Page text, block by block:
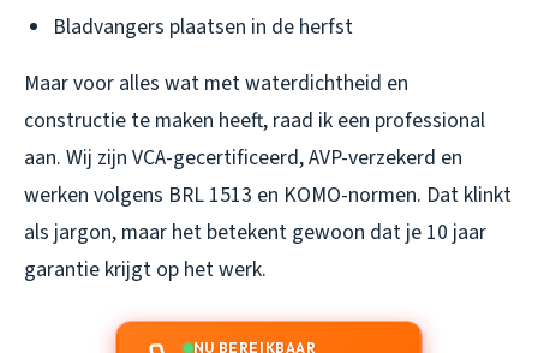
Bladvangers plaatsen in de herfst
Maar voor alles wat met waterdichtheid en
constructie te maken heeft, raad ik een professional
aan. Wij zijn VCA-gecertificeerd, AVP-verzekerd en
werken volgens BRL 1513 en KOMO-normen. Dat klinkt
als jargon, maar het betekent gewoon dat je 10 jaar
garantie krijgt op het werk.
NU BEREIKBAAR